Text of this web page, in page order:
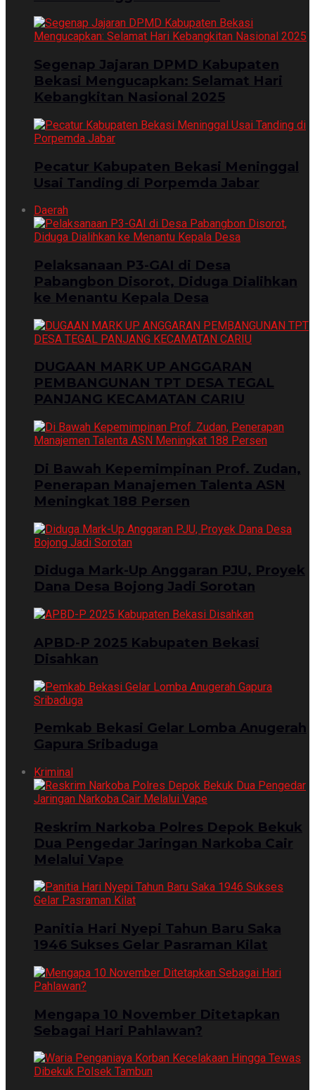
Segenap Jajaran DPMD Kabupaten
Bekasi Mengucapkan: Selamat Hari
Kebangkitan Nasional 2025
Pecatur Kabupaten Bekasi Meninggal
Usai Tanding di Porpemda Jabar
Daerah
Pelaksanaan P3-GAI di Desa
Pabangbon Disorot, Diduga Dialihkan
ke Menantu Kepala Desa
DUGAAN MARK UP ANGGARAN
PEMBANGUNAN TPT DESA TEGAL
PANJANG KECAMATAN CARIU
Di Bawah Kepemimpinan Prof. Zudan,
Penerapan Manajemen Talenta ASN
Meningkat 188 Persen
Diduga Mark-Up Anggaran PJU, Proyek
Dana Desa Bojong Jadi Sorotan
APBD-P 2025 Kabupaten Bekasi
Disahkan
Pemkab Bekasi Gelar Lomba Anugerah
Gapura Sribaduga
Kriminal
Reskrim Narkoba Polres Depok Bekuk
Dua Pengedar Jaringan Narkoba Cair
Melalui Vape
Panitia Hari Nyepi Tahun Baru Saka
1946 Sukses Gelar Pasraman Kilat
Mengapa 10 November Ditetapkan
Sebagai Hari Pahlawan?